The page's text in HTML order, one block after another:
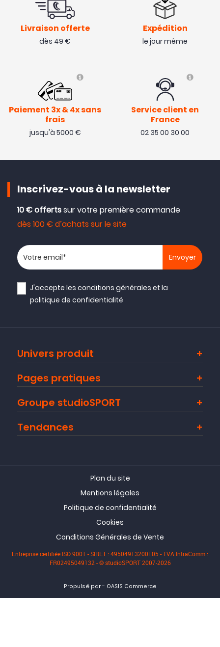
Livraison offerte
dès 49 €
Expédition
le jour même
Paiement 3x & 4x sans
frais
jusqu'à 5000 €
Service client en
France
02 35 00 30 00
Inscrivez-vous à la newsletter
10 € offertssur votre première commande
dès 100 € d’achats sur le site
Votre adresse email
J'accepte lesconditions générales et la
politique de confidentialité
Univers produit
Pages pratiques
Groupe studioSPORT
Tendances
Plan du site
Mentions légales
Politique de confidentialité
Cookies
Conditions Générales de Vente
Entreprise certifiée ISO 9001 - SIRET : 49504913200105 - TVA IntraComm :
FR02495049132 - © studioSPORT 2007-2026
Propulsé par- OASIS Commerce